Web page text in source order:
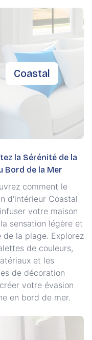
Coastal
la Sérénité de la
Bord de la Mer
comment le
d'intérieur Coastal
votre maison
sensation légère et
de la plage. Explorez
de couleurs,
et les
de décoration
votre évasion
en bord de mer.